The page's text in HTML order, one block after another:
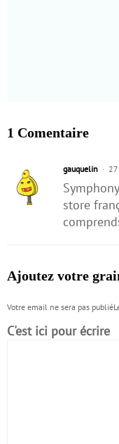
1 Comentaire
gauquelin
store
Ajoutez votre
Votre email ne sera pas
C'est ici pour écrire